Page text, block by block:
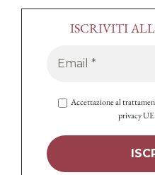
ISCRIVITI
Accettazione al
privacy